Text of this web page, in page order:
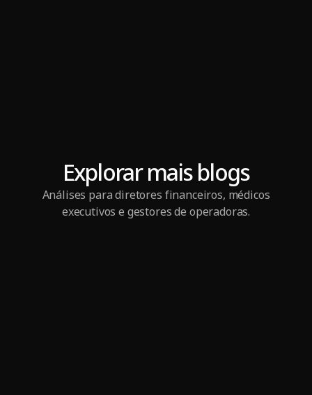
Explorar mais blogs
Análises para diretores financeiros, médicos
executivos e gestores de operadoras.